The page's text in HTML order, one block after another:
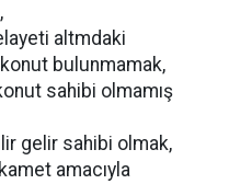
altmdaki
bulunmamak,
sahibi olmamış
gelir sahibi olmak,
amacıyla